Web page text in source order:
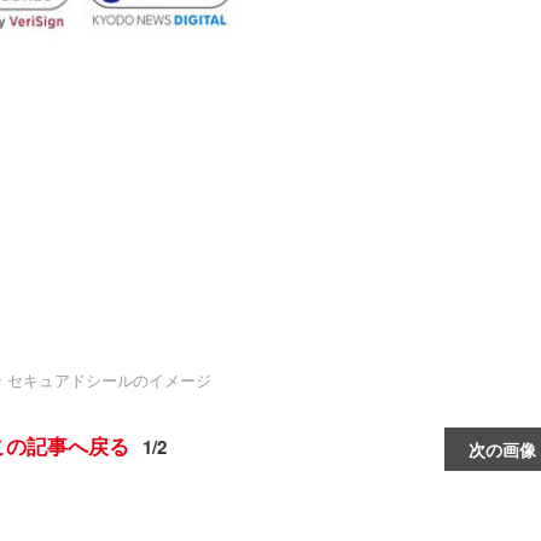
キュアドシールのイメージ
次の画像
の記事へ戻る 1/2